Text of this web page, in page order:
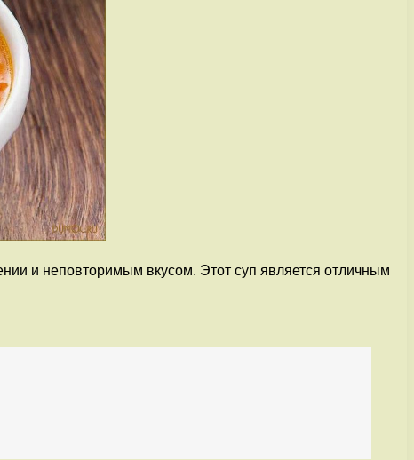
и неповторимым вкусом. Этот суп является отличным